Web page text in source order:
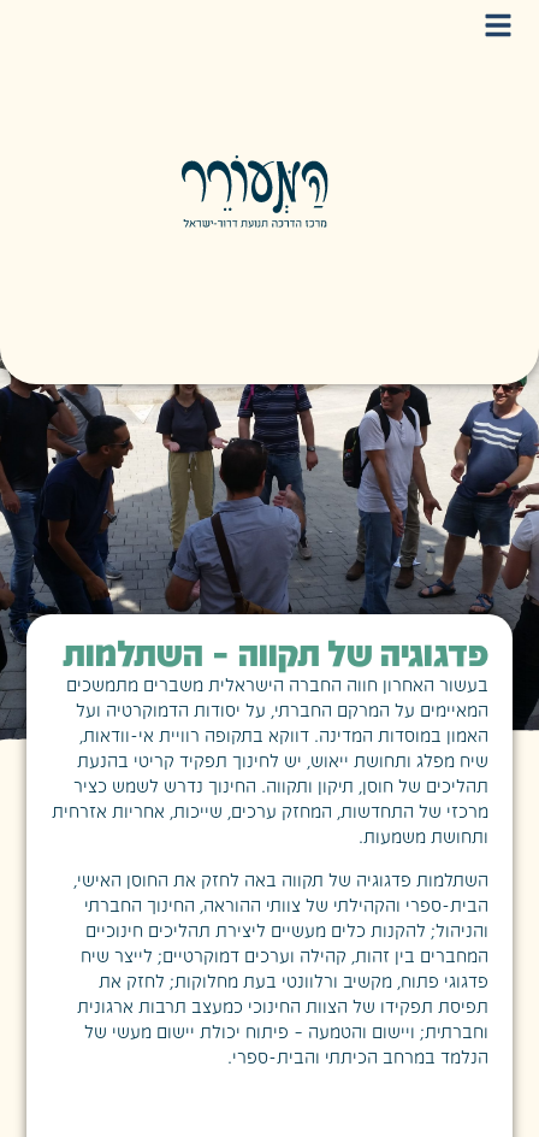
פדגוגיה של תקווה – השתלמות
בעשור האחרון חווה החברה הישראלית משברים מתמשכים
המאיימים על המרקם החברתי, על יסודות הדמוקרטיה ועל
האמון במוסדות המדינה. דווקא בתקופה רוויית אי-וודאות,
שיח מפלג ותחושת ייאוש, יש לחינוך תפקיד קריטי בהנעת
תהליכים של חוסן, תיקון ותקווה. החינוך נדרש לשמש כציר
מרכזי של התחדשות, המחזק ערכים, שייכות, אחריות אזרחית
ותחושת משמעות.
השתלמות פדגוגיה של תקווה באה לחזק את החוסן האישי,
הבית-ספרי והקהילתי של צוותי ההוראה, החינוך החברתי
והניהול; להקנות כלים מעשיים ליצירת תהליכים חינוכיים
המחברים בין זהות, קהילה וערכים דמוקרטיים; לייצר שיח
פדגוגי פתוח, מקשיב ורלוונטי בעת מחלוקות; לחזק את
תפיסת תפקידו של הצוות החינוכי כמעצב תרבות ארגונית
וחברתית; ויישום והטמעה – פיתוח יכולת יישום מעשי של
הנלמד במרחב הכיתתי והבית-ספרי.